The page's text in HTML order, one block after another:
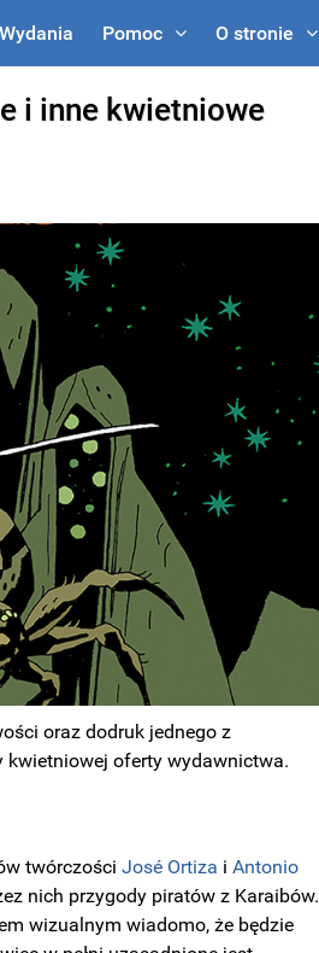
Wydania Pomoc O stronie
i inne kwietniowe
oraz dodruk jednego z
kwietniowej oferty wydawnictwa.
twórczościJosé Ortiza iAntonio
nich przygody piratów z Karaibów.
wizualnym wiadomo, że będzie